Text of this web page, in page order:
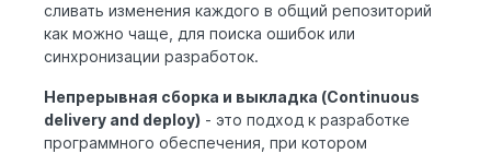
сливать изменения каждого в общий репозиторий
как можно чаще, для поиска ошибок или
синхронизации разработок.
Непрерывная сборка и выкладка (Continuous
delivery and deploy) - это подход к разработке
программного обеспечения, при котором